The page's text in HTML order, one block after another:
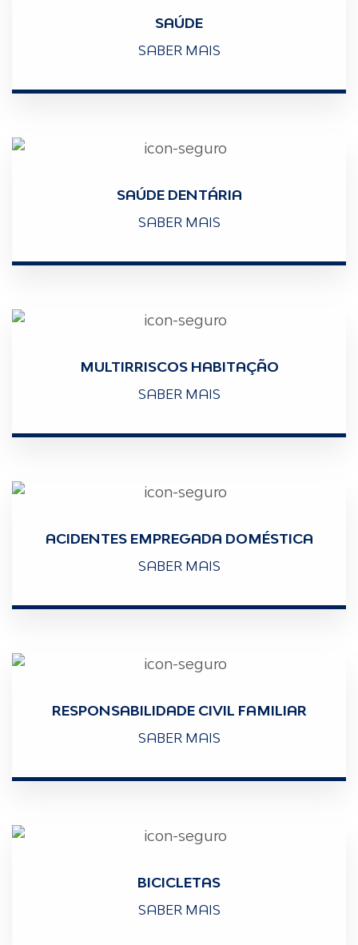
SAÚDE
SABER MAIS
SAÚDE DENTÁRIA
SABER MAIS
MULTIRRISCOS HABITAÇÃO
SABER MAIS
ACIDENTES EMPREGADA DOMÉSTICA
SABER MAIS
RESPONSABILIDADE CIVIL FAMILIAR
SABER MAIS
BICICLETAS
SABER MAIS